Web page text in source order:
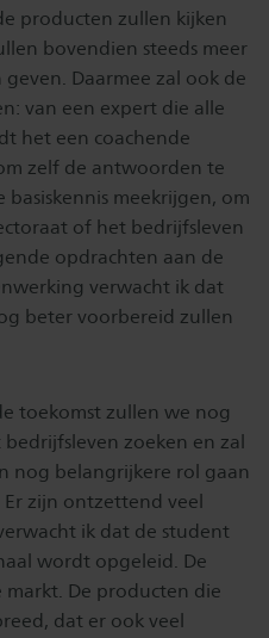
producten zullen kijken
bovendien steeds meer
Daarmee zal ook de
van een expert die alle
het een coachende
zelf de antwoorden te
meekrijgen, om
of het bedrijfsleven
opdrachten aan de
verwacht ik dat
beter voorbereid zullen
toekomst zullen we nog
zoeken en zal
nog belangrijkere rol gaan
zijn ontzettend veel
ik dat de student
wordt opgeleid. De
markt. De producten die
dat er ook veel